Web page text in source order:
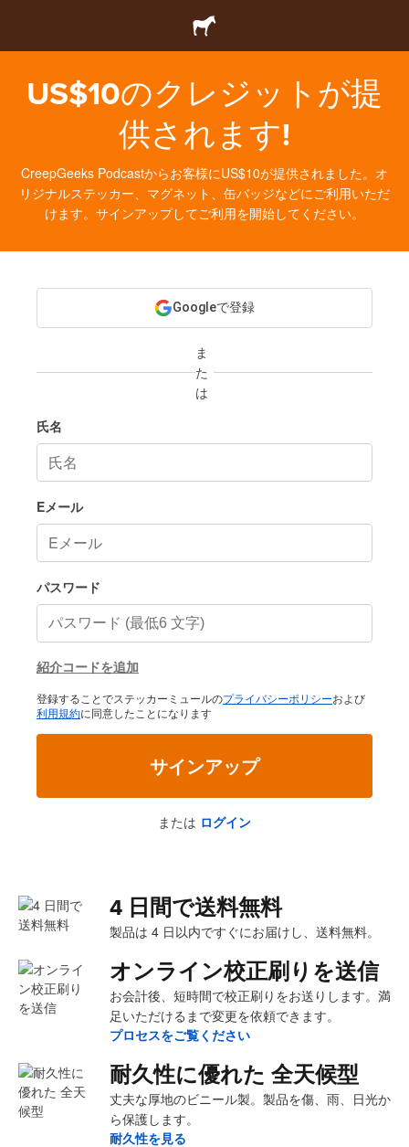
US$10のクレジットが提
供されます!
CreepGeeks Podcastからお客様にUS$10が提供されました。オ
リジナルステッカー、マグネット、缶バッジなどにご利用いただ
けます。サインアップしてご利用を開始してください。
Googleで登録
ま
た
は
氏名
Eメール
パスワード
紹介コードを追加
登録することでステッカーミュールのプライバシーポリシーおよび
利用規約に同意したことになります
サインアップ
または ログイン
4 日間で送料無料
製品は 4 日以内ですぐにお届けし、送料無料。
オンライン校正刷りを送信
お会計後、短時間で校正刷りをお送りします。満
足いただけるまで変更を依頼できます。
プロセスをご覧ください
耐久性に優れた 全天候型
丈夫な厚地のビニール製。製品を傷、雨、日光か
ら保護します。
耐久性を見る